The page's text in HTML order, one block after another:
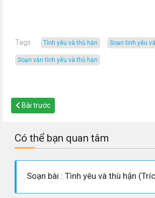
Tags tình yêu và thù hận soạn tình yêu
soạn văn tình yêu và thù hận
Bài trước
Có thể bạn quan tâm